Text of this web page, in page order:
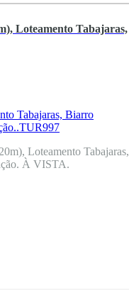
Loteamento Tabajaras,
Loteamento Tabajaras,
À VISTA.